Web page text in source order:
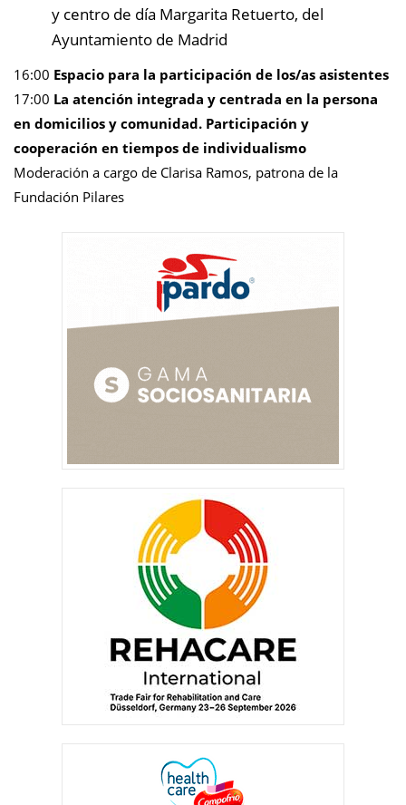
y centro de día Margarita Retuerto, del
Ayuntamiento de Madrid
16:00 Espacio para la participación de los/as asistentes
17:00 La atención integrada y centrada en la persona
en domicilios y comunidad. Participación y
cooperación en tiempos de individualismo
Moderación a cargo de Clarisa Ramos, patrona de la
Fundación Pilares